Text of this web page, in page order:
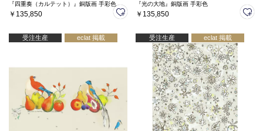
『四重奏（カルテット）』銅版画 手彩色
￥135,850
『光の大地』銅版画 手彩色
￥135,850
受注生産 eclat 掲載 受注生産 eclat 掲載